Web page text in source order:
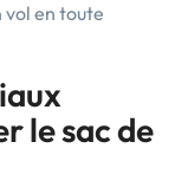
vol en toute
le sac de